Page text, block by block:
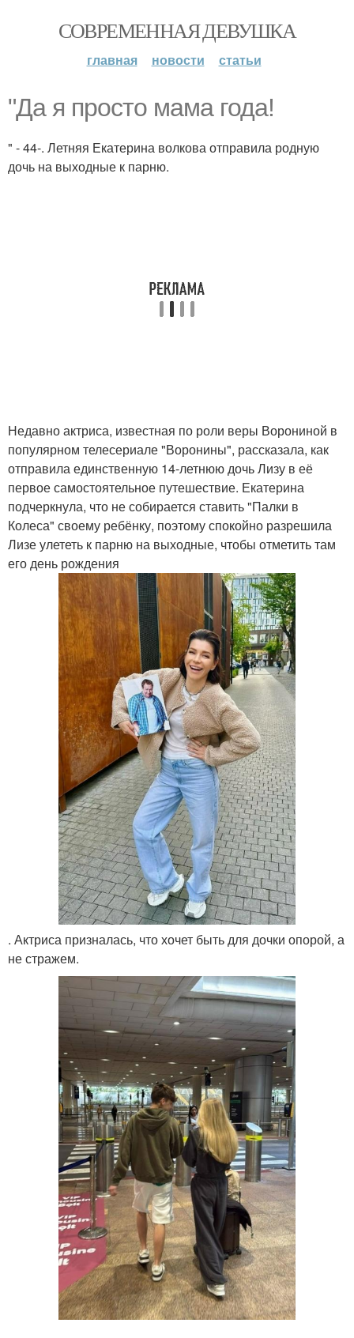
СОВРЕМЕННАЯ ДЕВУШКА
главная новости статьи
"Да я просто мама года!
" - 44-. Летняя Екатерина волкова отправила родную
дочь на выходные к парню.
Недавно актриса, известная по роли веры Ворониной в
популярном телесериале "Воронины", рассказала, как
отправила единственную 14-летнюю дочь Лизу в её
первое самостоятельное путешествие. Екатерина
подчеркнула, что не собирается ставить "Палки в
Колеса" своему ребёнку, поэтому спокойно разрешила
Лизе улететь к парню на выходные, чтобы отметить там
его день рождения
. Актриса призналась, что хочет быть для дочки опорой, а
не стражем.